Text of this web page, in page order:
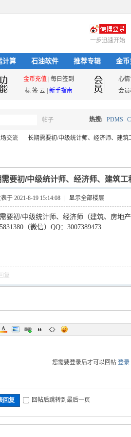
一步迅速开始
计算 石油软件 推荐专辑 金币
金币充值 每日签到 心
标 签 云 新手指南 会
帖子
搜
索
热搜: PDMS
油气储运
交流
›
长期需要初/中级统计师、经济师、建筑
需要初/中级统计师、经济师、建筑工
于 2021-8-19 15:14:08 显示全部楼层
要初/中级统计师、经济师 （建筑、房地
（微信）QQ：3007389473
复
您需要登录后才可以回帖 登录|
回复 回帖后跳转到最后一页